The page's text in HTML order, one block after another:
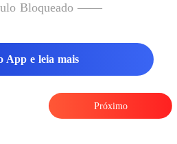
Bloqueado ——
App e leia mais
Próximo